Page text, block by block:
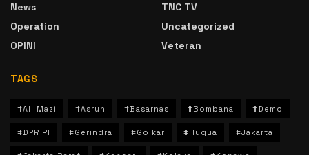
News
Operation
OPINI
TNC TV
Uncategorized
Veteran
TAGS
#Ali Mazi #Asrun #Basarnas #Bombana #Demo
#DPR RI #Gerindra #Golkar #Hugua #Jakarta